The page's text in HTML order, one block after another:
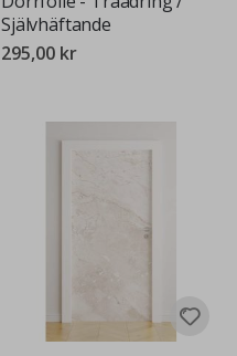
Självhäftande
295,00 kr